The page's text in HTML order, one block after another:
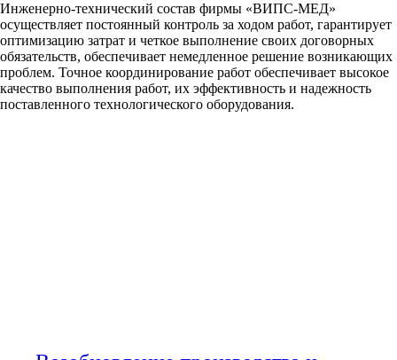
Инженерно-технический состав фирмы «ВИПС-МЕД»
осуществляет постоянный контроль за ходом работ, гарантирует
оптимизацию затрат и четкое выполнение своих договорных
обязательств, обеспечивает немедленное решение возникающих
проблем. Точное координирование работ обеспечивает высокое
качество выполнения работ, их эффективность и надежность
поставленного технологического оборудования.